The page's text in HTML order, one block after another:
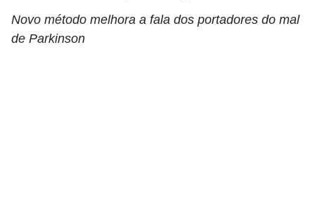
Novo método melhora a fala dos portadores do mal
de Parkinson